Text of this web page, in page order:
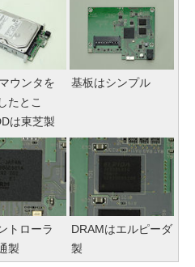
ウンタを
たとこ
は東芝製
基板はシンプル
トローラ
製
DRAMはエルピーダ
製